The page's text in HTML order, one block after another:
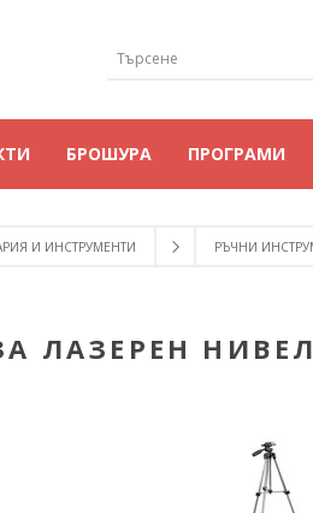
БРОШУРА ПРОГРАМИ
И ИНСТРУМЕНТИ РЪЧНИ
ЛАЗЕРЕН